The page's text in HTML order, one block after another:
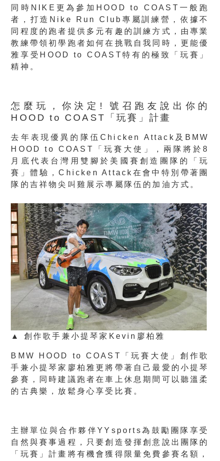
同時NIKE更為參加HOOD to COAST一般跑
者，打造Nike Run Club專屬訓練營，依據不
同程度的跑者提供多元有趣的訓練方式，由專業
教練帶領初學跑者如何在挑戰自我同時，更能優
雅享受HOOD to COAST特有的極致「玩賽」
精神。
怎麼玩，你決定! 號召跑友說出你的
HOOD to COAST「玩賽」計畫
去年表現優異的隊伍Chicken Attack及BMW
HOOD to COAST「玩賽大使」，兩隊將於8
月底代表台灣用雙腳於美國賽創造團隊的「玩
賽」體驗，Chicken Attack在會中特別帶著團
隊的吉祥物尖叫雞展示專屬隊伍的加油方式。
▲ 創作歌手兼小提琴家Kevin廖柏雅
BMW HOOD to COAST「玩賽大使」創作歌
手兼小提琴家廖柏雅更將帶著自己最愛的小提琴
參賽，同時建議跑者在車上休息期間可以聽溫柔
的古典樂，放鬆身心享受比賽。
主辦單位與合作夥伴YYsports為鼓勵團隊享受
自然與賽事過程，只要創造發揮創意說出團隊的
「玩賽」計畫將有機會獲得限量免費參賽名額，